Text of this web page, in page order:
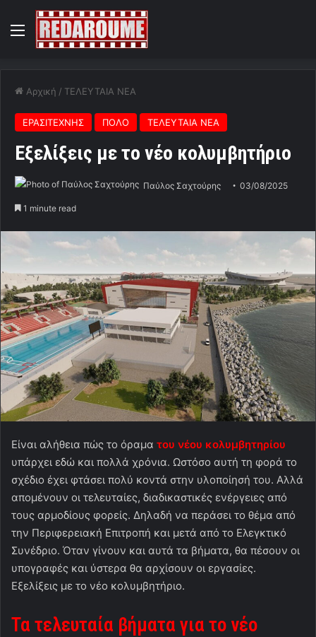
Menu
Αρχική / ΤΕΛΕΥΤΑΙΑ ΝΕΑ
ΕΡΑΣΙΤΕΧΝΗΣ ΠΟΛΟ ΤΕΛΕΥΤΑΙΑ ΝΕΑ
Εξελίξεις με το νέο κολυμβητήριο
Παύλος Σαχτούρης 03/08/2025
1 minute read
Είναι αλήθεια πώς το όραμα του νέου κολυμβητηρίου
υπάρχει εδώ και πολλά χρόνια. Ωστόσο αυτή τη φορά το
σχέδιο έχει φτάσει πολύ κοντά στην υλοποίησή του. Αλλά
απομένουν οι τελευταίες, διαδικαστικές ενέργειες από
τους αρμοδίους φορείς. Δηλαδή να περάσει το θέμα από
την Περιφερειακή Επιτροπή και μετά από το Ελεγκτικό
Συνέδριο. Όταν γίνουν και αυτά τα βήματα, θα πέσουν οι
υπογραφές και ύστερα θα αρχίσουν οι εργασίες.
Εξελίξεις με το νέο κολυμβητήριο.
Τα τελευταία βήματα για το νέο